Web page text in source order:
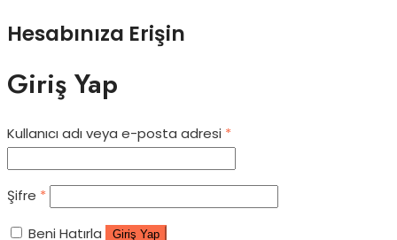
Hesabınıza Erişin
Giriş Yap
Kullanıcı adı veya e-posta adresi *
Şifre *
Beni Hatırla Giriş Yap